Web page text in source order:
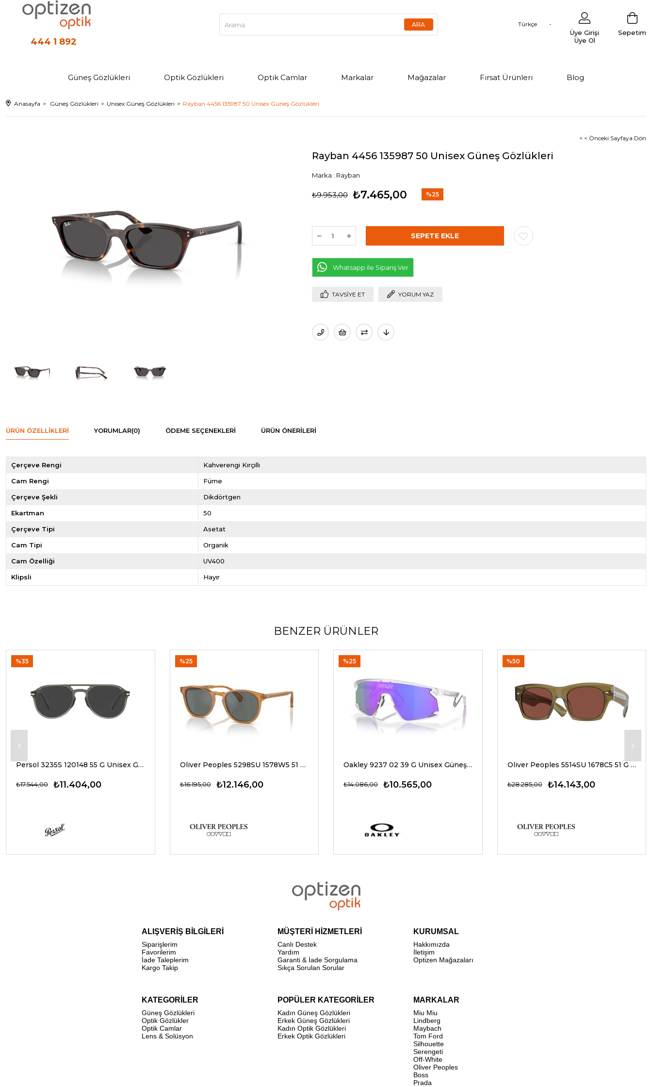
444 1 892
Türkçe
Sepetim
Üye Girişi
Üye Ol
Güneş Gözlükleri Optik Gözlükleri Optik Camlar Markalar Mağazalar Fırsat Ürünleri Blog
Anasayfa Güneş Gözlükleri Unisex Güneş Gözlükleri Rayban 4456 135987 50 Unisex Güneş Gözlükleri
< < Önceki Sayfaya Dön
Rayban 4456 135987 50 Unisex Güneş Gözlükleri
Marka : Rayban
₺9.953,00 ₺7.465,00 %25
Whatsapp ile Sipariş Ver
TAVSIYE ET YORUM YAZ
ÜRÜN ÖZELLIKLERI YORUMLAR(0) ÖDEME SEÇENEKLERI ÜRÜN ÖNERILERI
Çerçeve Rengi Kahverengi Kırçıllı
Cam Rengi Füme
Çerçeve Şekli Dikdörtgen
Ekartman 50
Çerçeve Tipi Asetat
Cam Tipi Organik
Cam Özelliği UV400
Klipsli Hayır
BENZER ÜRÜNLER
Persol 3235S 120148 55 G Unisex Güneş Gözlükleri
₺11.404,00
₺17.544,00
%35
Oliver Peoples 5298SU 1578W5 51 G Unisex Güneş Gözlükleri
₺12.146,00
₺16.195,00
%25
Oakley 9237 02 39 G Unisex Güneş Gözlükleri
₺10.565,00
₺14.086,00
%25
Oliver Peoples 5514SU 1678C5 51 G Unisex Güneş Gözlükleri
₺14.143,00
₺28.285,00
%50
ALIŞVERİŞ BİLGİLERİ
Siparişlerim
Favorilerim
İade Taleplerim
Kargo Takip
MÜŞTERİ HİZMETLERİ
Canlı Destek
Yardım
Garanti & İade Sorgulama
Sıkça Sorulan Sorular
KURUMSAL
Hakkımızda
İletişim
Optizen Mağazaları
KATEGORİLER
Güneş Gözlükleri
Optik Gözlükler
Optik Camlar
Lens & Solüsyon
POPÜLER KATEGORİLER
Kadın Güneş Gözlükleri
Erkek Güneş Gözlükleri
Kadın Optik Gözlükleri
Erkek Optik Gözlükleri
MARKALAR
Miu Miu
Lindberg
Maybach
Tom Ford
Silhouette
Serengeti
Off-White
Oliver Peoples
Boss
Prada